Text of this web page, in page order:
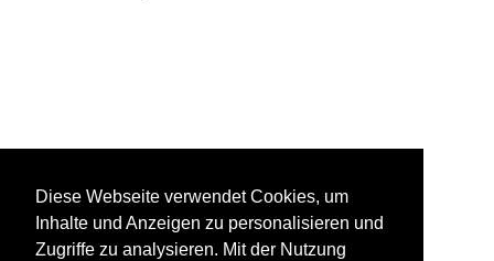
Diese Webseite verwendet Cookies, um
Inhalte und Anzeigen zu personalisieren und
Zugriffe zu analysieren. Mit der Nutzung